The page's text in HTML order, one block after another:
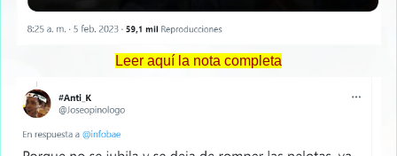
Leer aquí la nota completa